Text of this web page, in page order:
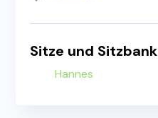
Sitze und Sitzbank
Hannes